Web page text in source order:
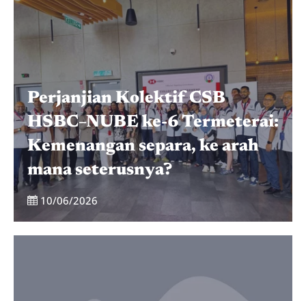
Perjanjian Kolektif CSB
HSBC–NUBE ke-6 Termeterai:
Kemenangan separa, ke arah
mana seterusnya?
10/06/2026